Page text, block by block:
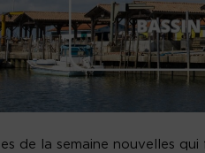
de la semaine nouvelles